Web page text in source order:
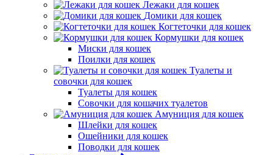
Лежаки для кошек
Домики для кошек
Когтеточки для кошек
Кормушки для кошек
Миски для кошек
Поилки для кошек
Туалеты и
совочки для кошек
Туалеты для кошек
Совочки для кошачих туалетов
Амуниция для кошек
Шлейки для кошек
Ошейники для кошек
Поводки для кошек